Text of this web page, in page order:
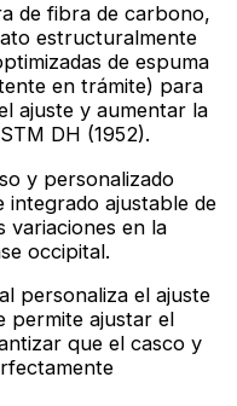
de fibra de carbono,
estructuralmente
de espuma
en trámite) para
ajuste y aumentar la
DH (1952).
y personalizado
integrado ajustable de
variaciones en la
occipital.
personaliza el ajuste
permite ajustar el
que el casco y